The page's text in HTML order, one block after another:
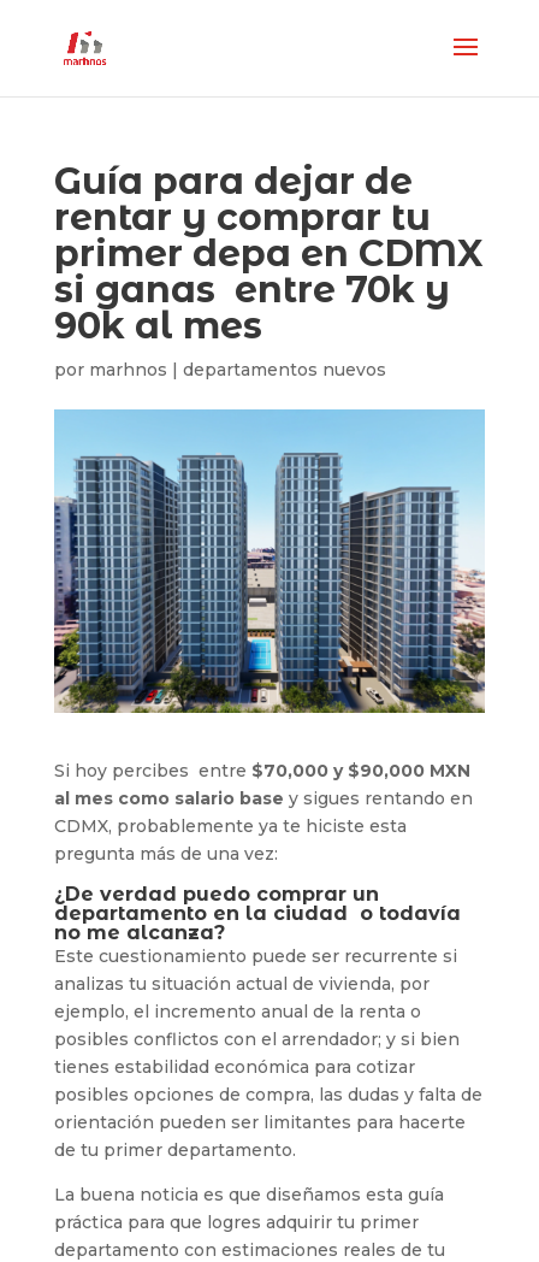
Guía para dejar de
rentar y comprar tu
primer depa en CDMX
si ganas entre 70k y
90k al mes
por marhnos | departamentos nuevos
Si hoy percibes entre $70,000 y $90,000 MXN
al mes como salario base y sigues rentando en
CDMX, probablemente ya te hiciste esta
pregunta más de una vez:
¿De verdad puedo comprar un
departamento en la ciudad o todavía
no me alcanza?
Este cuestionamiento puede ser recurrente si
analizas tu situación actual de vivienda, por
ejemplo, el incremento anual de la renta o
posibles conflictos con el arrendador; y si bien
tienes estabilidad económica para cotizar
posibles opciones de compra, las dudas y falta de
orientación pueden ser limitantes para hacerte
de tu primer departamento.
La buena noticia es que diseñamos esta guía
práctica para que logres adquirir tu primer
departamento con estimaciones reales de tu